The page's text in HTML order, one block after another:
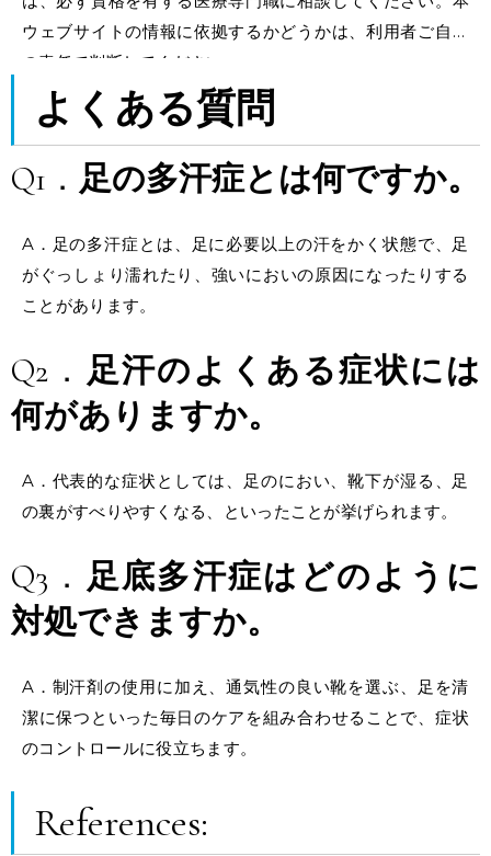
ウェブサイトの情報に依拠するかどうかは、利用者ご自身
の責任で判断してください。
よくある質問
Q1． 足の多汗症とは何ですか。
A． 足の多汗症とは、足に必要以上の汗をかく状態で、 足
がぐっしょり濡れたり
、強いにおいの原因になったりする
ことがあります。
Q2． 足汗のよくある症状には
何がありますか。
A． 代表的な症状としては、足のにおい、靴下が湿る、足
の裏がすべりやすくなる、といったことが挙げられます。
Q3． 足底多汗症はどのように
対処できますか。
A． 制汗剤の使用に加え、通気性の良い靴を選ぶ、足を清
潔に保つといった毎日のケアを組み合わせることで、症状
のコントロールに役立ちます。
References: